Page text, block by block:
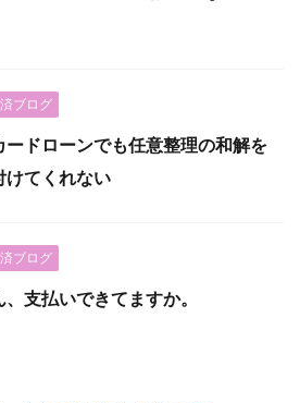
ブログ
ードローンでも任意整理の和解を
けてくれない
ブログ
、支払いできてますか。